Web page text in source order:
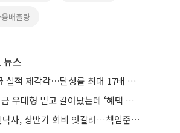
배출량
뉴스
기업미소재단 공급 실적 제각각⋯달성률 최대 17배 차이
믿고 갈아탔는데 ‘혜택 반토막’…심사 오류에 가입자 혼선
4대 금융 부동산신탁사, 상반기 희비 엇갈려…책임준공 손실 반영 시점이 갈랐다